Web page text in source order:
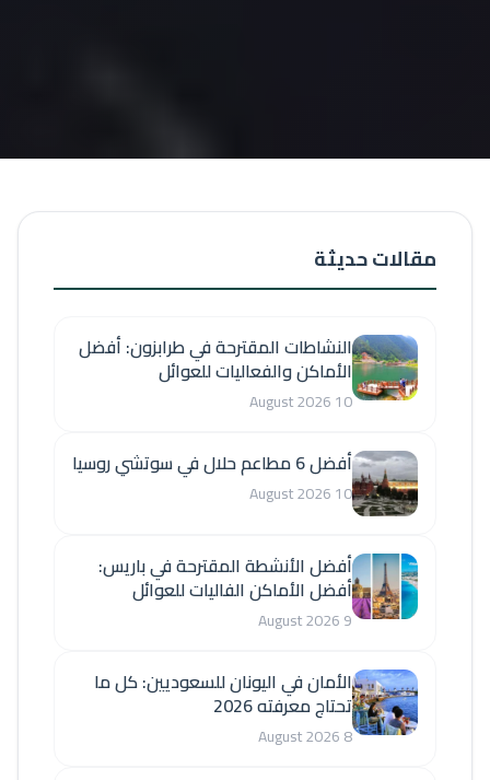
مقالات حديثة
النشاطات المقترحة في طرابزون: أفضل
الأماكن والفعاليات للعوائل
10 August 2026
أفضل 6 مطاعم حلال في سوتشي روسيا
10 August 2026
أفضل الأنشطة المقترحة في باريس:
أفضل الأماكن الفاليات للعوائل
9 August 2026
الأمان في اليونان للسعوديين: كل ما
تحتاج معرفته 2026
8 August 2026